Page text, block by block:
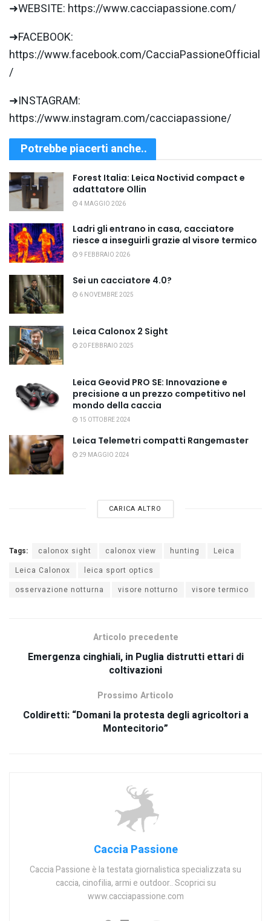
➜WEBSITE: https://www.cacciapassione.com/
➜FACEBOOK:
https://www.facebook.com/CacciaPassioneOfficial
/
➜INSTAGRAM:
https://www.instagram.com/cacciapassione/
Potrebbe piacerti anche..
Forest Italia: Leica Noctivid compact e
adattatore Ollin
4 MAGGIO 2026
Ladri gli entrano in casa, cacciatore
riesce a inseguirli grazie al visore termico
9 FEBBRAIO 2026
Sei un cacciatore 4.0?
6 NOVEMBRE 2025
Leica Calonox 2 Sight
20 FEBBRAIO 2025
Leica Geovid PRO SE: Innovazione e
precisione a un prezzo competitivo nel
mondo della caccia
15 OTTOBRE 2024
Leica Telemetri compatti Rangemaster
29 MAGGIO 2024
CARICA ALTRO
Tags: calonox sight calonox view hunting
Leica
Leica Calonox
leica sport optics
osservazione notturna
visore notturno visore termico
Articolo precedente
Emergenza cinghiali, in Puglia distrutti ettari di
coltivazioni
Prossimo Articolo
Coldiretti: “Domani la protesta degli agricoltori a
Montecitorio”
Caccia Passione
Caccia Passione è la testata giornalistica specializzata su
caccia, cinofilia, armi e outdoor.. Scoprici su
www.cacciapassione.com